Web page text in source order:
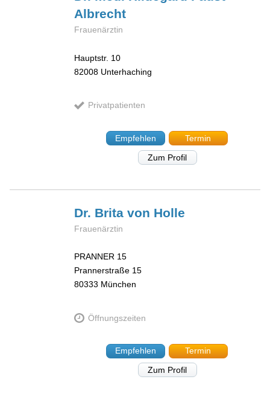
Albrecht
Frauenärztin
Hauptstr. 10
82008 Unterhaching
Privatpatienten
Empfehlen
Termin
Zum Profil
Dr. Britavon Holle
Frauenärztin
PRANNER 15
Prannerstraße 15
80333 München
Öffnungszeiten
Empfehlen
Termin
Zum Profil